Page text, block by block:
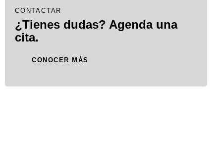
CONTACTAR
¿Tienes dudas? Agenda una
cita.
CONOCER MÁS